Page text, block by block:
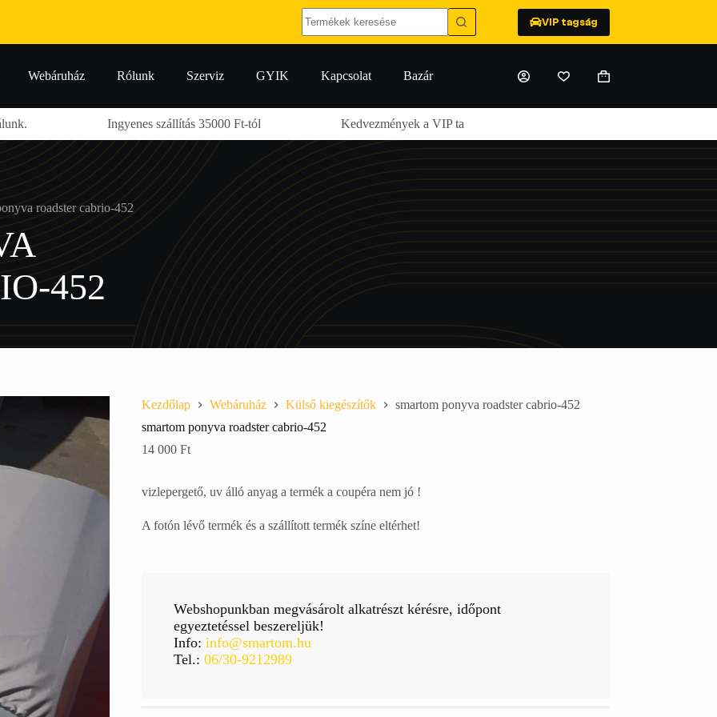
results
VIP tagság
Webáruház Rólunk Szerviz GYIK Kapcsolat Bazár
Shopping
Ingyenes szállítás 35000 Ft-tól Kedvezmények a VIP tagoknak
roadster cabrio-452
452
Kezdőlap Webáruház Külső kiegészítők
smartom ponyva roadster cabrio-452
smartom ponyva roadster cabrio-452
14 000 Ft
vizlepergető, uv álló anyag a termék a coupéra nem jó !
A fotón lévő termék és a szállított termék színe eltérhet!
Webshopunkban megvásárolt alkatrészt kérésre, időpont
egyeztetéssel beszereljük!
Info: info@smartom.hu
Tel.: 06/30-9212989